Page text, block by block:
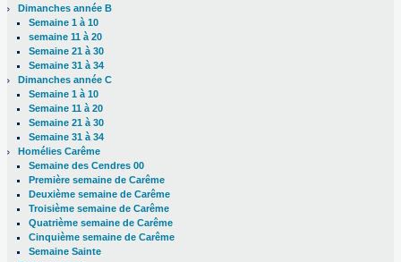
Dimanches année B
Semaine 1 à 10
semaine 11 à 20
Semaine 21 à 30
Semaine 31 à 34
Dimanches année C
Semaine 1 à 10
Semaine 11 à 20
Semaine 21 à 30
Semaine 31 à 34
Homélies Carême
Semaine des Cendres 00
Première semaine de Carême
Deuxième semaine de Carême
Troisième semaine de Carême
Quatrième semaine de Carême
Cinquième semaine de Carême
Semaine Sainte